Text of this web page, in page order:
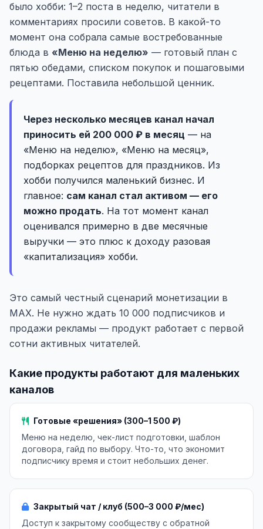
было хобби: 1–2 поста в неделю, читатели в
комментариях просили советов. В какой-то
момент она собрала самые востребованные
блюда в «Меню на неделю» — готовый план с
пятью обедами, списком покупок и пошаговыми
рецептами. Поставила небольшой ценник.
Через несколько месяцев канал начал
приносить ей 200 000 ₽ в месяц — на
«Меню на неделю», «Меню на месяц»,
подборках рецептов для праздников. Из
хобби получился маленький бизнес. И
главное: сам канал стал активом — его
можно продать. На тот момент канал
оценивался примерно в две месячные
выручки — это плюс к доходу разовая
«капитализация» хобби.
Это самый честный сценарий монетизации в
MAX. Не нужно ждать 10 000 подписчиков и
продажи рекламы — продукт работает с первой
сотни активных читателей.
Какие продукты работают для маленьких
каналов
Готовые «решения» (300–1 500 ₽)
Меню на неделю, чек-лист подготовки, шаблон
договора, гайд по выбору. Что-то, что экономит
подписчику время и стоит небольших денег.
Закрытый чат / клуб (500–3 000 ₽/мес)
Доступ к закрытому сообществу с обратной